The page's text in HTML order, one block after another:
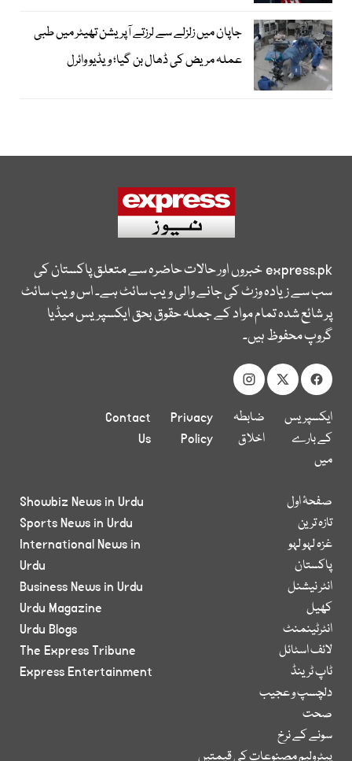
جاپان میں زلزلے سے لرزتے آپریشن تھیٹر میں طبی
عملہ مریض کی ڈھال بن گیا؛ ویڈیو وائرل
express.pkخبروں اور حالات حاضرہ سے متعلق پاکستان کی
سب سے زیادہ وزٹ کی جانے والی ویب سائٹ ہے۔ اس ویب سائٹ
پر شائع شدہ تمام مواد کے جملہ حقوق بحق ایکسپریس میڈیا
گروپ محفوظ ہیں۔
ایکسپریس
کے بارے
میں
ضابطہ
اخلاق
Privacy
Policy
Contact
Us
صفحۂ اول
تازہ ترین
غزہ لہو لہو
پاکستان
انٹر نیشنل
کھیل
انٹرٹینمنٹ
لائف اسٹائل
ٹاپ ٹرینڈ
دلچسپ و عجیب
صحت
سونے کے نرخ
پیٹرولیم مصنوعات کی قیمتیں
Showbiz News in Urdu
Sports News in Urdu
International News in
Urdu
Business News in Urdu
Urdu Magazine
Urdu Blogs
The Express Tribune
Express Entertainment